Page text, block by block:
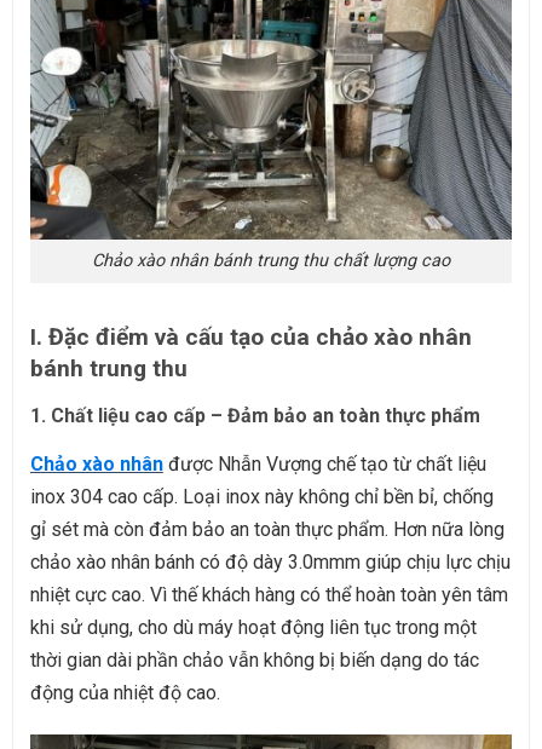
Chảo xào nhân bánh trung thu chất lượng cao
I. Đặc điểm và cấu tạo của chảo xào nhân
bánh trung thu
1. Chất liệu cao cấp – Đảm bảo an toàn thực phẩm
Chảo xào nhân được Nhẫn Vượng chế tạo từ chất liệu
inox 304 cao cấp. Loại inox này không chỉ bền bỉ, chống
gỉ sét mà còn đảm bảo an toàn thực phẩm. Hơn nữa lòng
chảo xào nhân bánh có độ dày 3.0mmm giúp chịu lực chịu
nhiệt cực cao. Vì thếkhách hàng có thể hoàn toàn yên tâm
khi sử dụng, cho dù máy hoạt động liên tục trong một
thời gian dài phần chảo vẫn không bị biến dạng do tác
động của nhiệt độ cao.